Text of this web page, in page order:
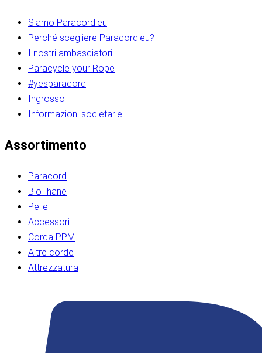
Siamo Paracord.eu
Perché scegliere Paracord.eu?
I nostri ambasciatori
Paracycle your Rope
#yesparacord
Ingrosso
Informazioni societarie​​​​‌ ‍ ​‍​‍‌‍ ‌ ​‍‌‍‍‌‌‍‌ ‌‍‍‌‌‍ ‍​‍​‍​ ‍‍​‍​‍‌ ​ ‌‍​‌‌‍ ‍‌‍‍‌‌ ‌​‌ ‍‌​‍ ‍‌‍‍‌‌‍ ​‍​‍​‍ ​​‍​‍‌‍‍​‌ ​‍‌‍‌‌‌‍‌‍​‍​‍​ ‍‍​‍​‍‌‍‍​‌ ‌​‌ ‌​‌ ​​‌ ​ ​ ‍‍​‍ ​‍ ‌ ​​‌‍​‌‌ ​‍‌‍​‌‌‍​ ‌‍ ‌ ​‍‌‍‌​​‍ ‍‌ ​ ‌‍​‌‌‍ ‍‌‍‍‌‌ ‌​‌ ‍‌​‍ ‍‌ ​ ‌ ‌​‌ ‌‌‌‍‌​‌‍‍‌‌‍ ​‍ ‌‍‍‌‌‍ ‍‌ ‌​‌‍‌‌‌‍ ‍‌ ‌​​‍ ‌‍‌‌‌‍‌​‌‍‍‌‌ ‌​​‍ ‌‍ ‌‌‍ ‌‍‌​‌‍‌‌​ ‌‌ ​​‌ ​‍‌‍‌‌‌ ​ ‌‍‌‌‌‍ ‍‌ ‌​‌‍​‌‌ ‌​‌‍‍‌‌‍ ‌‍ ‍​ ‍ ‌‍‍‌‌‍‌​​ ‌‌‍‌‍‌‍ ‌‍ ‌ ‌​‌‍‌‌‌ ​‍​‍ ‌‌‍​‍‌ ​‍‌‍​‌‌‍ ‍‌‍‌​​‍ ‌‌‍‍‌‌‍ ‌‌ ​​‌ ​‍‌‍‍‌‌‍ ‍‌ ‌​​ ‍ ‌ ‌​‌ ‍‌‌ ​​‌‍‌‌​ ‌‌ ‌​‌ ​‍‌‍​‌‌‍ ‍‌ ​ ‌‍ ​‌‍​‌‌ ‌​‌‍‌‌‌‍‌​​‍ ‌‌‍ ‌‌‍‌‌‌ ​ ‌ ​ ‌‍​‌‌‍‌ ‌‍‌‌​ ‍ ‌ ​​‌‍​‌‌ ‌​‌‍‍​​ ‌‌ ‌‍‌‍​‌‌‍ ​‌ ‌‌‌‍‌‌​‍ ‍‌‍‍‌‌ ‌​‌‌ ‌​‍‌‌‌‌​​ ‌‍​‍‌‍​‌‌ ​ ‌‍‌‌‌‌‌‌‌ ​‍‌‍ ​​ ‌‌‍‍​‌ ‌​‌ ‌​‌ ​​‌ ​ ​‍‌‌​ ​ ‌​​‌​‍‌‌​ ​‍‌​‌‍​‍‌‌​ ​‍‌​‌‍‌ ​​‌‍​‌‌ ​‍‌‍​‌‌‍​ ‌‍ ‌ ​‍‌‍‌​​‍ ‍‌ ​ ‌‍​‌‌‍ ‍‌‍‍‌‌ ‌​‌ ‍‌​‍ ‍‌ ​ ‌ ‌​‌ ‌‌‌‍‌​‌‍‍‌‌‍ ​‍‌‍‌‍‍‌‌‍‌​​ ‌‌‍‌‍‌‍ ‌‍ ‌ ‌​‌‍‌‌‌ ​‍​‍ ‌‌‍​‍‌ ​‍‌‍​‌‌‍ ‍‌‍‌​​‍ ‌‌‍‍‌‌‍ ‌‌ ​​‌ ​‍‌‍‍‌‌‍ ‍‌ ‌​​‍‌‍‌ ‌​‌ ‍‌‌ ​​‌‍‌‌​ ‌‌ ‌​‌ ​‍‌‍​‌‌‍ ‍‌ ​ ‌‍ ​‌‍​‌‌ ‌​‌‍‌‌‌‍‌​​‍ ‌‌‍ ‌‌‍‌‌‌ ​ ‌ ​ ‌‍​‌‌‍‌ ‌‍‌‌​‍‌‍‌ ​​‌‍​‌‌ ‌​‌‍‍​​ ‌‌ ‌‍‌‍​‌‌‍ ​‌ ‌‌‌‍‌‌​‍ ‍‌‍‍‌‌ ‌​‌‌ ‌​‍‌‌‌‌​​‍‌‍‌ ​​‌‍‌‌‌ ​‍‌ ​ ‌ ​​‌‍‌‌‌‍​ ‌ ‌​‌‍‍‌‌ ‌‍‌‍‌‌​ ‌‌ ​​‌ ‌‌‌‍​‍‌‍ ​‌‍‍‌‌ ​ ‌‍‍​‌‍‌‌‌‍‌​​‍​‍‌ ‌​​​​‌ ‍ ​‍​‍‌‍ ‌ ​‍‌‍‍‌‌‍‌ ‌‍‍‌‌‍ ‍​‍​‍​ ‍‍​‍​‍‌ ​ ‌‍​‌‌‍ ‍‌‍‍‌‌ ‌​‌ ‍‌​‍ ‍‌‍‍‌‌‍ ​‍​‍​‍ ​​‍​‍‌‍‍​‌ ​‍‌‍‌‌‌‍‌‍​‍​‍​ ‍‍​‍​‍‌‍‍​‌ ‌​‌ ‌​‌ ​​‌ ​ ​ ‍‍​‍ ​‍ ‌ ​​‌‍​‌‌ ​‍‌‍​‌‌‍​ ‌‍ ‌ ​‍‌‍‌​​‍ ‍‌ ​ ‌‍​‌‌‍ ‍‌‍‍‌‌ ‌​‌ ‍‌​‍ ‍‌ ​ ‌ ‌​‌ ‌‌‌‍‌​‌‍‍‌‌‍ ​‍ ‌‍‍‌‌‍ ‍‌ ‌​‌‍‌‌‌‍ ‍‌ ‌​​‍ ‌‍‌‌‌‍‌​‌‍‍‌‌ ‌​​‍ ‌‍ ‌‌‍ ‌‍‌​‌‍‌‌​ ‌‌ ​​‌ ​‍‌‍‌‌‌ ​ ‌‍‌‌‌‍ ‍‌ ‌​‌‍​‌‌ ‌​‌‍‍‌‌‍ ‌‍ ‍​ ‍ ‌‍‍‌‌‍‌​​ ‌‌‍‌‍‌‍ ‌‍ ‌ ‌​‌‍‌‌‌ ​‍​‍ ‌‌‍​‍‌ ​‍‌‍​‌‌‍ ‍‌‍‌​​‍ ‌‌‍‍‌‌‍ ‌‌ ​​‌ ​‍‌‍‍‌‌‍ ‍‌ ‌​​ ‍ ‌ ‌​‌ ‍‌‌ ​​‌‍‌‌​ ‌‌ ‌​‌ ​‍‌‍​‌‌‍ ‍‌ ​ ‌‍ ​‌‍​‌‌ ‌​‌‍‌‌‌‍‌​​‍ ‌‌‍ ‌‌‍‌‌‌ ​ ‌ ​ ‌‍​‌‌‍‌ ‌‍‌‌​ ‍ ‌ ​​‌‍​‌‌ ‌​‌‍‍​​ ‌‌ ‌‍‌‍​‌‌‍ ​‌ ‌‌‌‍‌‌​‍ ‍‌‍‍‌‌ ‌​‌‌ ‌​‍‌‌‌‌​​ ‌‍​‍‌‍​‌‌ ​ ‌‍‌‌‌‌‌‌‌ ​‍‌‍ ​​ ‌‌‍‍​‌ ‌​‌ ‌​‌ ​​‌ ​ ​‍‌‌​ ​ ‌​​‌​‍‌‌​ ​‍‌​‌‍​‍‌‌​ ​‍‌​‌‍‌ ​​‌‍​‌‌ ​‍‌‍​‌‌‍​ ‌‍ ‌ ​‍‌‍‌​​‍ ‍‌ ​ ‌‍​‌‌‍ ‍‌‍‍‌‌ ‌​‌ ‍‌​‍ ‍‌ ​ ‌ ‌​‌ ‌‌‌‍‌​‌‍‍‌‌‍ ​‍‌‍‌‍‍‌‌‍‌​​ ‌‌‍‌‍‌‍ ‌‍ ‌ ‌​‌‍‌‌‌ ​‍​‍ ‌‌‍​‍‌ ​‍‌‍​‌‌‍ ‍‌‍‌​​‍ ‌‌‍‍‌‌‍ ‌‌ ​​‌ ​‍‌‍‍‌‌‍ ‍‌ ‌​​‍‌‍‌ ‌​‌ ‍‌‌ ​​‌‍‌‌​ ‌‌ ‌​‌ ​‍‌‍​‌‌‍ ‍‌ ​ ‌‍ ​‌‍​‌‌ ‌​‌‍‌‌‌‍‌​​‍ ‌‌‍ ‌‌‍‌‌‌ ​ ‌ ​ ‌‍​‌‌‍‌ ‌‍‌‌​‍‌‍‌ ​​‌‍​‌‌ ‌​‌‍‍​​ ‌‌ ‌‍‌‍​‌‌‍ ​‌ ‌‌‌‍‌‌​‍ ‍‌‍‍‌‌ ‌​‌‌ ‌​‍‌‌‌‌​​‍‌‍‌ ​​‌‍‌‌‌ ​‍‌ ​ ‌ ​​‌‍‌‌‌‍​ ‌ ‌​‌‍‍‌‌ ‌‍‌‍‌‌​ ‌‌ ​​‌ ‌‌‌‍​‍‌‍ ​‌‍‍‌‌ ​ ‌‍‍​‌‍‌‌‌‍‌​​‍​‍‌ ‌
Assortimento
Paracord
BioThane
Pelle
Accessori
Corda PPM
Altre corde
Attrezzatura